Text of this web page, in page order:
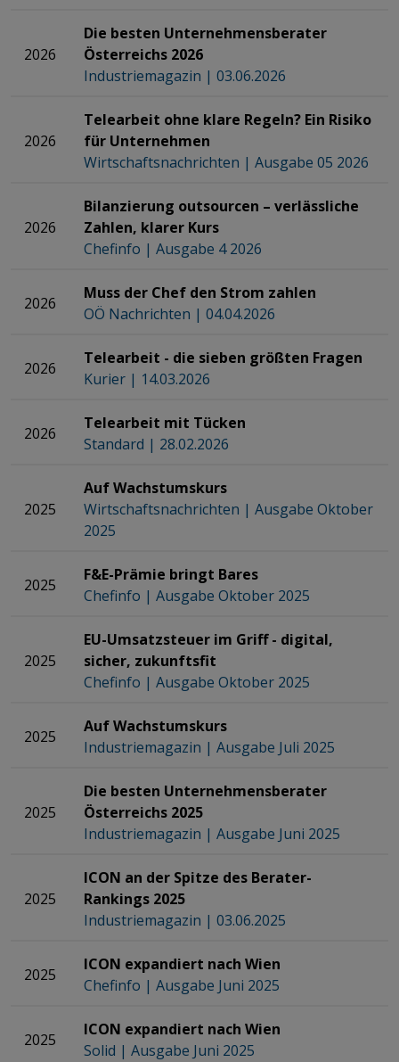
2026
Die besten Unternehmensberater
Österreichs 2026​​​​​​​​​​​​​​​​​​​​​​​​​​​​​​​​​​​​​​​​​​
Industriemagazin | 03.06.2026
2026
Telearbeit ohne klare Regeln? Ein Risiko
für Unternehmen
Wirtschaftsnachrichten | Ausgabe 05 2026
2026
Bilanzierung outsourcen – verlässliche
Zahlen, klarer Kurs
Chefinfo | Ausgabe 4 2026
2026
Muss der Chef den Strom zahlen
OÖ Nachrichten | 04.04.2026
2026
Telearbeit - die sieben größten Fragen
Kurier | 14.03.2026
2026
Telearbeit mit Tücken
Standard | 28.02.2026
2025
Auf Wachstumskurs
Wirtschaftsnachrichten | Ausgabe Oktober
2025
2025
F&E-Prämie bringt Bares
Chefinfo | Ausgabe Oktober 2025
2025
EU-Umsatzsteuer im Griff - digital,
sicher, zukunftsfit
Chefinfo | Ausgabe Oktober 2025
2025
Auf Wachstumskurs
Industriemagazin | Ausgabe Juli 2025
2025
Die besten Unternehmensberater
Österreichs 2025​​​​​​​​​​​​​​​​​​​​​​​​​​​​​​​​​​​​​​​​​​
Industriemagazin | Ausgabe Juni 2025
2025
ICON an der Spitze des Berater-
Rankings 2025
Industriemagazin | 03.06.2025
2025
ICON expandiert nach Wien​​​​​​​​​​​​​​​​​​​​​​​​​​​​​​​​​​​​​​​​​​
Chefinfo | Ausgabe Juni 2025
2025
ICON expandiert nach Wien​​​​​​​​​​​​​​​​​​​​​​​​​​​​​​​​​​​​​​​​​​
Solid | Ausgabe Juni 2025